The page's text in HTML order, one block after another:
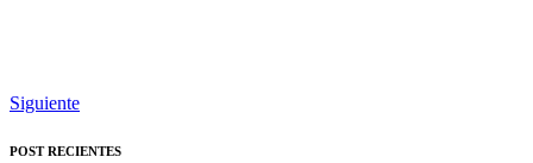
Siguiente
POST RECIENTES